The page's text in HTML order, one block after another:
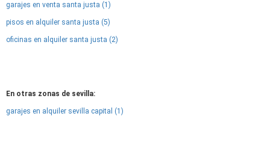
garajes en venta santa justa (1)
pisos en alquiler santa justa (5)
oficinas en alquiler santa justa (2)
En otras zonas de sevilla:
garajes en alquiler sevilla capital (1)